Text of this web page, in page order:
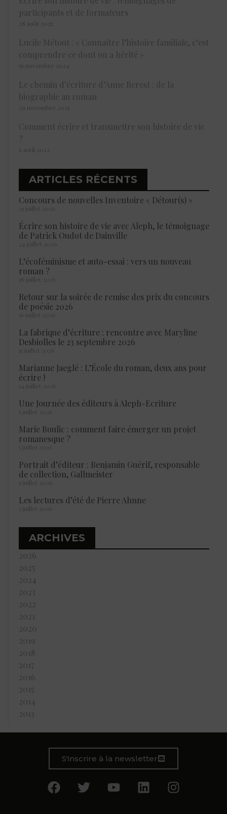
participants et de formateurs
28 août 2025
Lucile Métout : « Connaître l’histoire familiale, c’est
comprendre ce dont on a hérité »
16 novembre 2024
Le chemin d’écriture d’Anne Berest : de la
biographie au roman
29 novembre 2025
Comment écrire et transmettre son histoire de vie
?
6 avril 2022
ARTICLES RÉCENTS
Concours de nouvelles Inventoire « Détour(s) »
25 juillet 2026
Écrire son histoire de vie avec Aleph, le témoignage
de Patrick Oudot de Dainville
24 juillet 2026
L’écoféminisme et auto-essai : vers un nouveau
roman ?
18 juillet 2026
Retour sur la soirée de remise des prix du concours
de poésie 2026
16 juillet 2026
La fabrique d’écriture : rencontre avec Maryline
Desbiolles le 23 septembre 2026
15 juillet 2026
Marianne Jaeglé : L’École du roman, deux ans pour
écrire !
14 juillet 2026
Une Journée des éditeurs à Aleph-Ecriture
5 juillet 2026
Marie Boulic : comment faire émerger un projet
romanesque ?
5 juillet 2026
Portrait d’éditeur : Benjamin Guérif, responsable
de collection, Gallmeister
5 juillet 2026
Les lectures d’été de Pierre Ahnne
1 juillet 2026
ARCHIVES
2026
2025
2024
2023
2022
2021
2020
2019
2018
2017
2016
2015
2014
2013
S'inscrire à la newsletter